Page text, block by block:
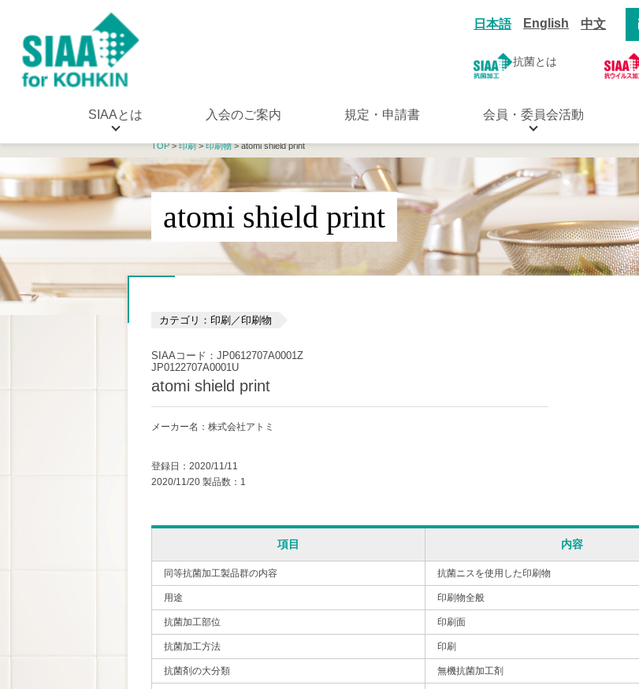
日本語 English 中文
抗菌とは
SIAAとは 入会のご案内 規定・申請書 会員・委員会活動
TOP>印刷>印刷物> atomi shield print
atomi shield print
カテゴリ：印刷／印刷物
SIAAコード：JP0612707A0001Z
JP0122707A0001U
atomi shield print
メーカー名：株式会社アトミ
登録日：2020/11/11
2020/11/20 製品数：1
項目 内容
同等抗菌加工製品群の内容 抗菌ニスを使用した印刷物
用途 印刷物全般
抗菌加工部位 印刷面
抗菌加工方法 印刷
抗菌剤の大分類 無機抗菌加工剤